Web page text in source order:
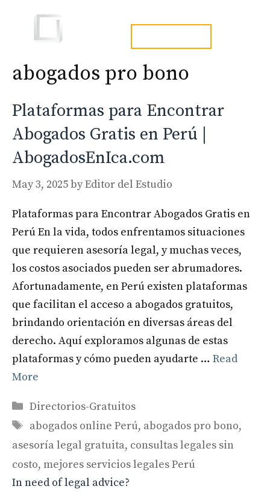
content
abogados pro bono
Plataformas para Encontrar
Abogados Gratis en Perú |
AbogadosEnIca.com
May 3, 2025byEditor del Estudio
Plataformas para Encontrar Abogados Gratis en
Perú En la vida, todos enfrentamos situaciones
que requieren asesoría legal, y muchas veces,
los costos asociados pueden ser abrumadores.
Afortunadamente, en Perú existen plataformas
que facilitan el acceso a abogados gratuitos,
brindando orientación en diversas áreas del
derecho. Aquí exploramos algunas de estas
plataformas y cómo pueden ayudarte … Read
More
Categories
Directorios-Gratuitos
Tags
abogados online Perú, abogados pro bono,
asesoría legal gratuita, consultas legales sin
costo, mejores servicios legales Perú
In need of legal advice?